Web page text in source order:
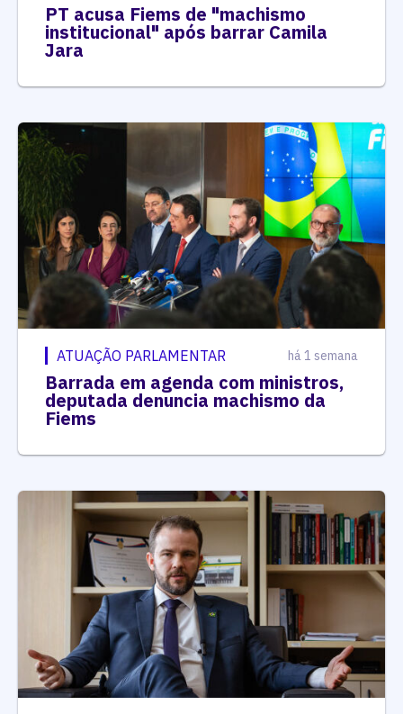
PT acusa Fiems de "machismo
institucional" após barrar Camila
Jara
ATUAÇÃO PARLAMENTAR há 1 semana
Barrada em agenda com ministros,
deputada denuncia machismo da
Fiems